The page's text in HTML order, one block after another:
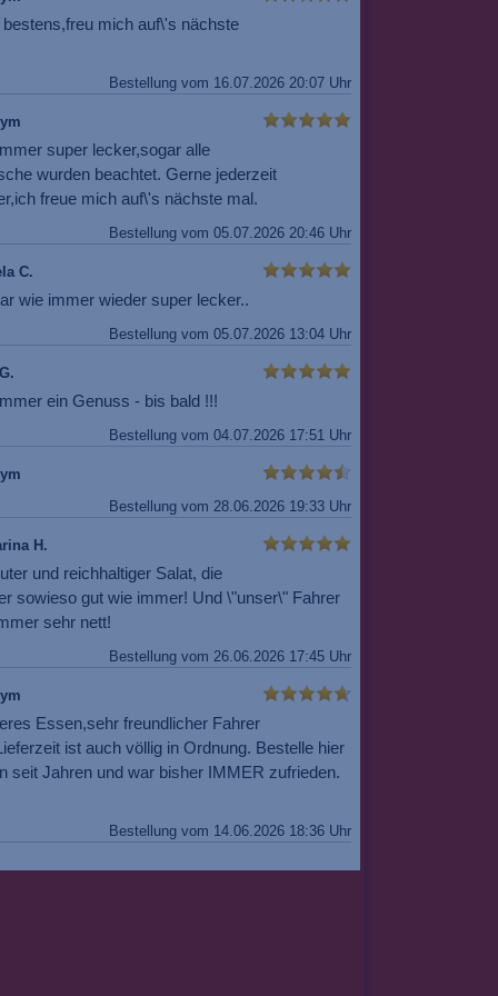
mich auf\'s nächste
Bestellung vom 16.07.2026 20:07 Uhr
super lecker,sogar alle
wurden beachtet. Gerne jederzeit
freue mich auf\'s nächste mal.
Bestellung vom 05.07.2026 20:46 Uhr
C.
wie immer wieder super lecker..
Bestellung vom 05.07.2026 13:04 Uhr
ein Genuss - bis bald !!!
Bestellung vom 04.07.2026 17:51 Uhr
Bestellung vom 28.06.2026 19:33 Uhr
H.
und reichhaltiger Salat, die
sowieso gut wie immer! Und \"unser\" Fahrer
sehr nett!
Bestellung vom 26.06.2026 17:45 Uhr
Essen,sehr freundlicher Fahrer
ist auch völlig in Ordnung. Bestelle hier
seit Jahren und war bisher IMMER zufrieden.
Bestellung vom 14.06.2026 18:36 Uhr